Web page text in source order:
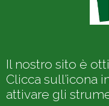
Il nostro sito è
Clicca sull’icona
attivare gli